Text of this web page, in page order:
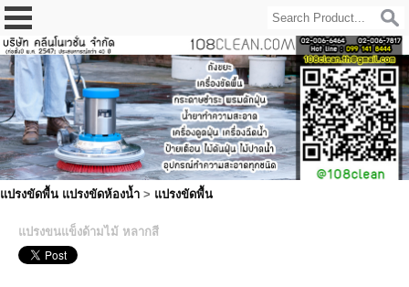
แปรงขัดพื้น แปรงขัดห้องน้ำ > แปรงขัดพื้น
แปรงขนแข็งด้ามไม้ หลากสี